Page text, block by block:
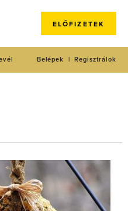
ELŐFIZETEK
Regisztrálok
Belépek